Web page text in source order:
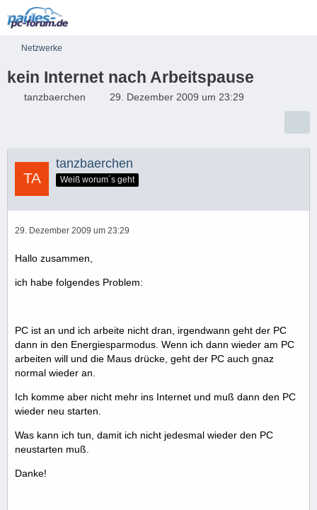
Netzwerke
kein Internet nach Arbeitspause
tanzbaerchen 29. Dezember 2009 um 23:29
tanzbaerchen
Weiß worum´s geht
29. Dezember 2009 um 23:29
Hallo zusammen,
ich habe folgendes Problem:
PC ist an und ich arbeite nicht dran, irgendwann geht der PC
dann in den Energiesparmodus. Wenn ich dann wieder am PC
arbeiten will und die Maus drücke, geht der PC auch gnaz
normal wieder an.
Ich komme aber nicht mehr ins Internet und muß dann den PC
wieder neu starten.
Was kann ich tun, damit ich nicht jedesmal wieder den PC
neustarten muß.
Danke!